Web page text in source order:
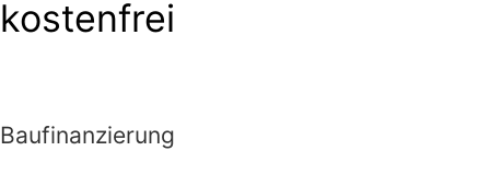
kostenfrei
Baufinanzierung